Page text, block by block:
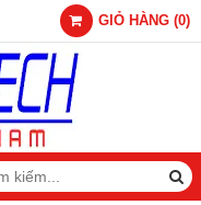
GIỎ HÀNG (0)